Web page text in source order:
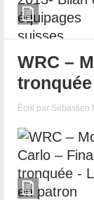
WRC –
Écrit par Sébastien